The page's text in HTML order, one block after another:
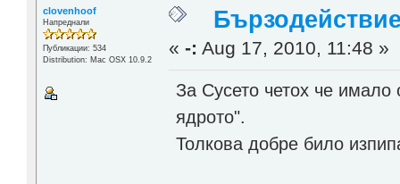
clovenhoof
Напреднали
Публикации: 534
Distribution: Mac OSX 10.9.2
«-: Aug 17, 2010, 11:48 »
За Сусето четох че
ядрото".
Толкова добре било